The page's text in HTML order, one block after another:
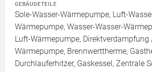
GEBÄUDETEILE
Sole-Wasser-Wärmepumpe, Luft-
Wärmepumpe, Wasser-Wasser-
Luft-Wärmepumpe, Direktverdampfung
Wärmepumpe, Brennwerttherme,
Durchlauferhitzer, Gaskessel, Zentrale